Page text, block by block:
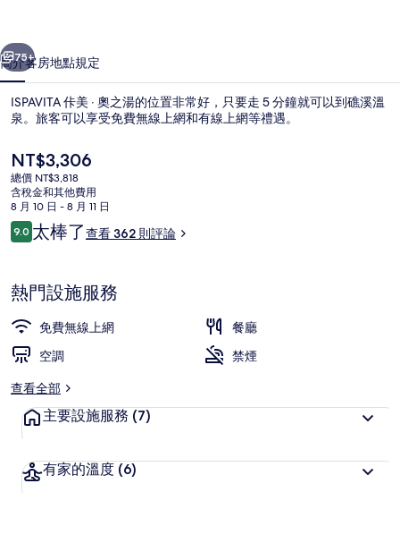
的
相
片
個 下一個
75+
簡介客房地點規定
ISPAVITA 佧美 ‧ 奧之湯的位置非常好，只要走 5 分鐘就可以到礁溪溫
泉。旅客可以享受免費無線上網和有線上網等禮遇。
目
前
的
價
格
是
NT$3,306
總價 NT$3,818
含稅金和其他費用
8 月 10 日 - 8 月 11 日
評
論
9.09.0 分，滿分 10 分，
太棒了查看 362 則評論
熱門設施服務
免費無線上網
餐廳
空調
禁煙
查看全部
主要設施服務 (7)
有家的溫度 (6)